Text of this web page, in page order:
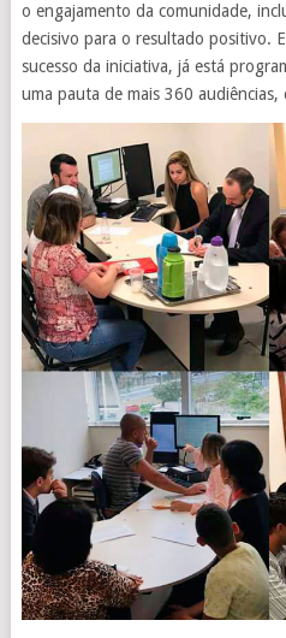
o engajamento da comunidade,
decisivo para o resultado positivo.
sucesso da iniciativa, já está
uma pauta de mais 360